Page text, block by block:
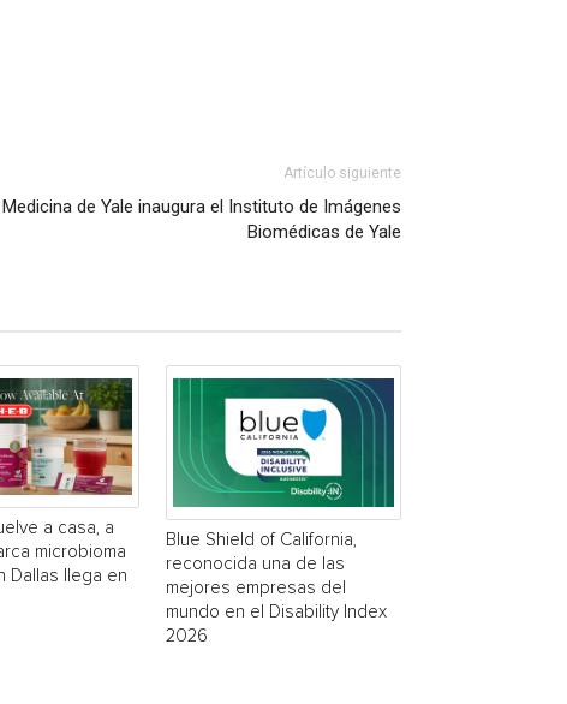
Artículo siguiente
de Yale inaugura el Instituto de Imágenes
Biomédicas de Yale
a casa, a
microbioma
Dallas llega en
Blue Shield of California,
reconocida una de las
mejores empresas del
mundo en el Disability Index
2026